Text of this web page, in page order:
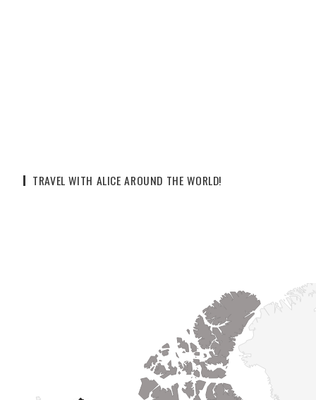
TRAVEL WITH ALICE AROUND THE WORLD!